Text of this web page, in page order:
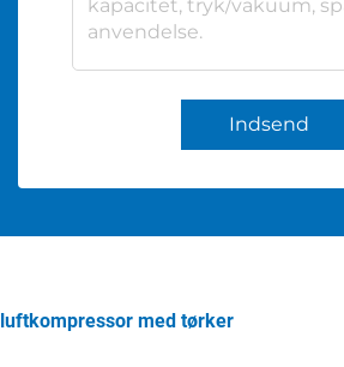
Indsend
luftkompressor med tørker